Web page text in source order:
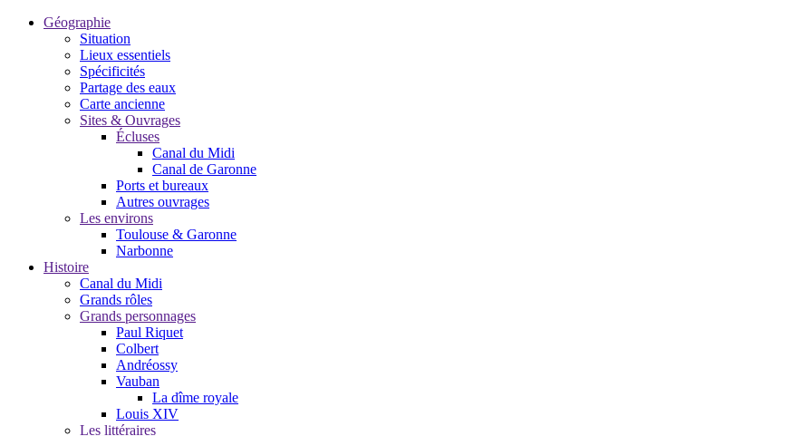
Géographie
Situation
Lieux essentiels
Spécificités
Partage des eaux
Carte ancienne
Sites & Ouvrages
Écluses
Canal du Midi
Canal de Garonne
Ports et bureaux
Autres ouvrages
Les environs
Toulouse & Garonne
Narbonne
Histoire
Canal du Midi
Grands rôles
Grands personnages
Paul Riquet
Colbert
Andréossy
Vauban
La dîme royale
Louis XIV
Les littéraires